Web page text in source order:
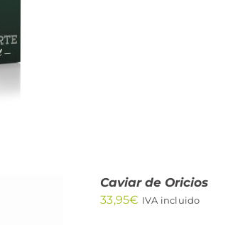
Caviar de Oricios
33,95€ IVA incluido